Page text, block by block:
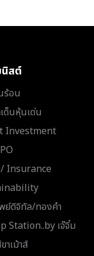
สต์
ร้อน
ด็นหุ้นเด่น
Investment
Insurance
ย์ดิจิทัล/ทองคำ
Station..by เจ๊จิ๋ม
าเม้าส์